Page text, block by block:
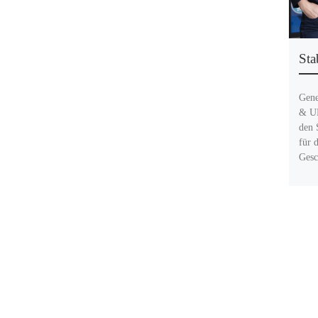
&
den
für